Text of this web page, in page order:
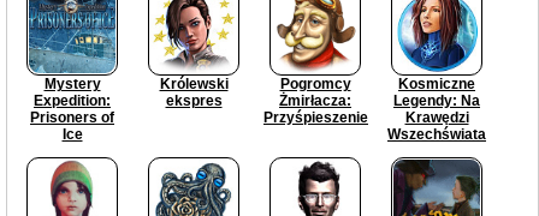
Mystery
Expedition:
Prisoners of
Ice
Królewski
ekspres
Pogromcy
Żmirłacza:
Przyśpieszenie
Kosmiczne
Legendy: Na
Krawędzi
Wszechświata